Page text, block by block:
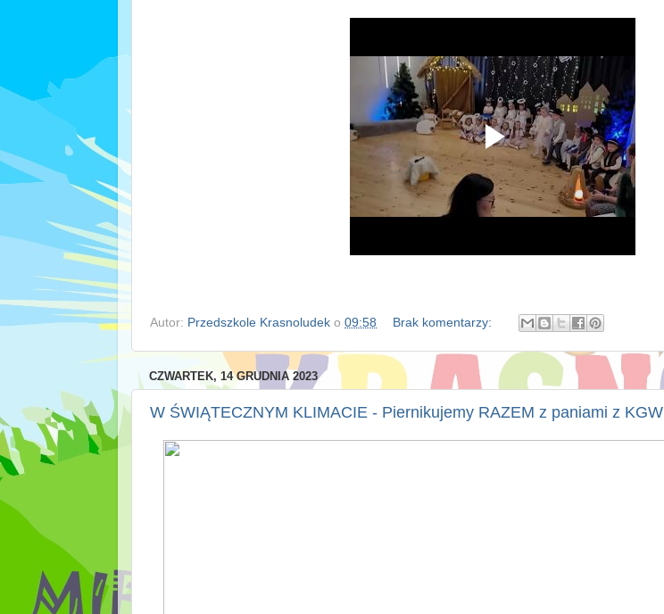
Autor: Przedszkole Krasnoludek o 09:58 Brak komentarzy:
CZWARTEK, 14 GRUDNIA 2023
W ŚWIĄTECZNYM KLIMACIE - Piernikujemy RAZEM z paniami z KGW